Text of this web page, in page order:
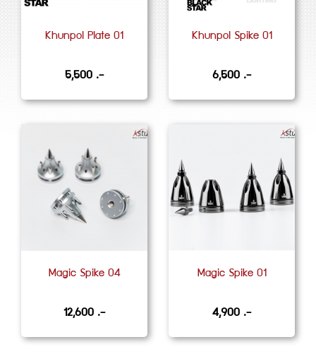
Khunpol Plate 01
5,500 .-
Khunpol Spike 01
6,500 .-
Magic Spike 04
12,600 .-
Magic Spike 01
4,900 .-